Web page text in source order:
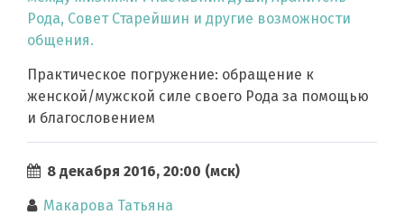
Рода, Совет Старейшин и другие возможности
общения.
Практическое погружение: обращение к
женской/мужской силе своего Рода за помощью
и благословением
8 декабря 2016, 20:00 (мск)
Макарова Татьяна